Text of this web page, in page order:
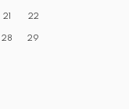
21 22
28 29